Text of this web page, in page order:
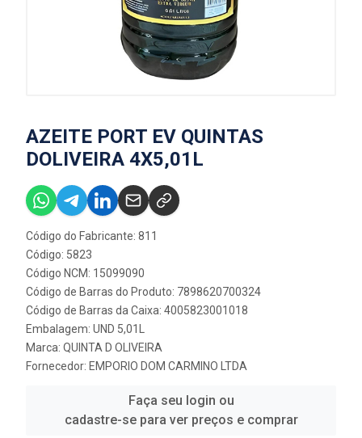
AZEITE PORT EV QUINTAS
DOLIVEIRA 4X5,01L
Código do Fabricante: 811
Código: 5823
Código NCM: 15099090
Código de Barras do Produto: 7898620700324
Código de Barras da Caixa: 4005823001018
Embalagem: UND 5,01L
Marca: QUINTA D OLIVEIRA
Fornecedor: EMPORIO DOM CARMINO LTDA
Faça seu login ou
cadastre-se para ver preços e comprar